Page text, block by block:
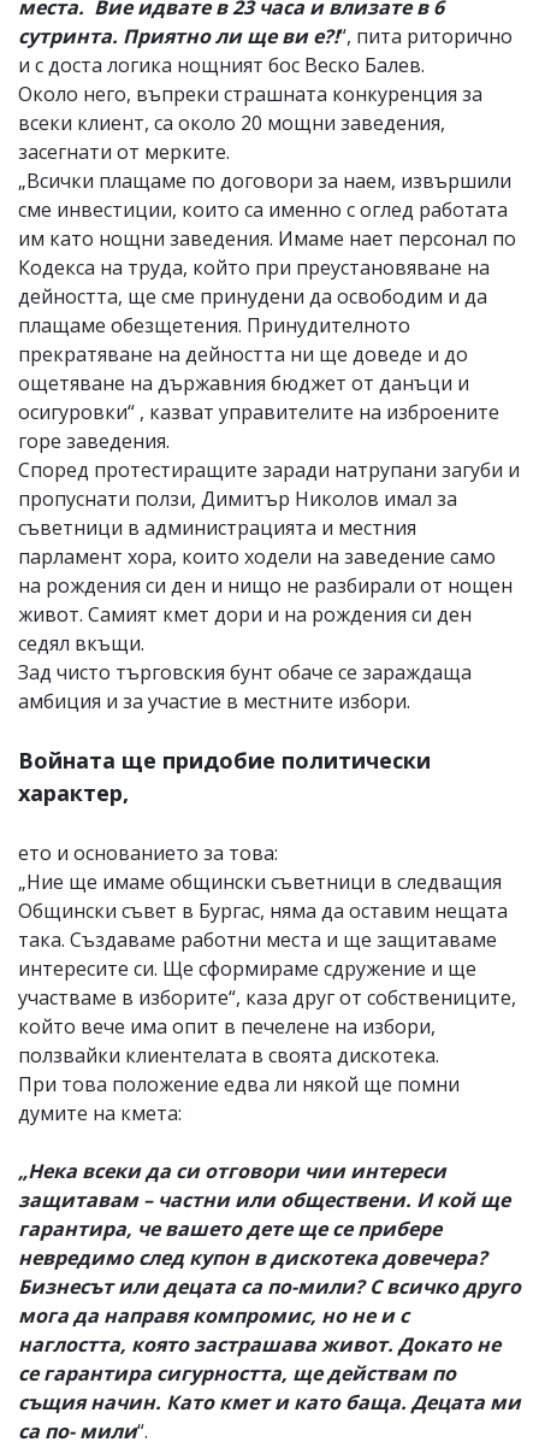
места. Вие идвате в 23 часа и влизате в 6
сутринта. Приятно ли ще ви е?!“, пита риторично
и с доста логика нощният бос Веско Балев.
Около него, въпреки страшната конкуренция за
всеки клиент, са около 20 мощни заведения,
засегнати от мерките.
„Всички плащаме по договори за наем, извършили
сме инвестиции, които са именно с оглед работата
им като нощни заведения. Имаме нает персонал по
Кодекса на труда, който при преустановяване на
дейността, ще сме принудени да освободим и да
плащаме обезщетения. Принудителното
прекратяване на дейността ни ще доведе и до
ощетяване на държавния бюджет от данъци и
осигуровки“ , казват управителите на изброените
горе заведения.
Според протестиращите заради натрупани загуби и
пропуснати ползи, Димитър Николов имал за
съветници в администрацията и местния
парламент хора, които ходели на заведение само
на рождения си ден и нищо не разбирали от нощен
живот. Самият кмет дори и на рождения си ден
седял вкъщи.
Зад чисто търговския бунт обаче се зараждаща
амбиция и за участие в местните избори.
Войната ще придобие политически
характер,
ето и основанието за това:
„Ние ще имаме общински съветници в следващия
Общински съвет в Бургас, няма да оставим нещата
така. Създаваме работни места и ще защитаваме
интересите си. Ще сформираме сдружение и ще
участваме в изборите“, каза друг от собствениците,
който вече има опит в печелене на избори,
ползвайки клиентелата в своята дискотека.
При това положение едва ли някой ще помни
думите на кмета:
„Нека всеки да си отговори чии интереси
защитавам – частни или обществени. И кой ще
гарантира, че вашето дете ще се прибере
невредимо след купон в дискотека довечера?
Бизнесът или децата са по-мили? С всичко друго
мога да направя компромис, но не и с
наглостта, която застрашава живот. Докато не
се гарантира сигурността, ще действам по
същия начин. Като кмет и като баща. Децата ми
са по- мили“.